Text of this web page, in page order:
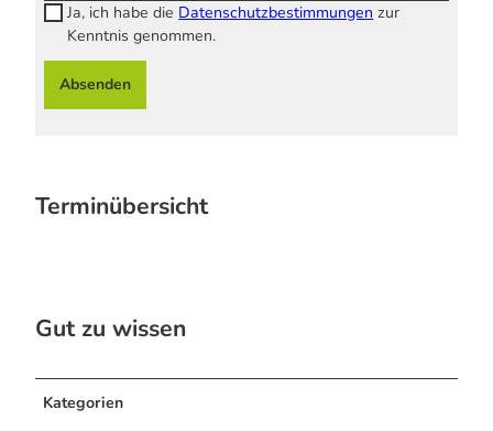
Ja, ich habe die Datenschutzbestimmungen zur
Kenntnis genommen.
Absenden
Terminübersicht
Gut zu wissen
Kategorien